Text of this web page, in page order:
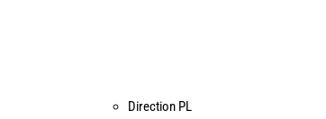
Direction PL